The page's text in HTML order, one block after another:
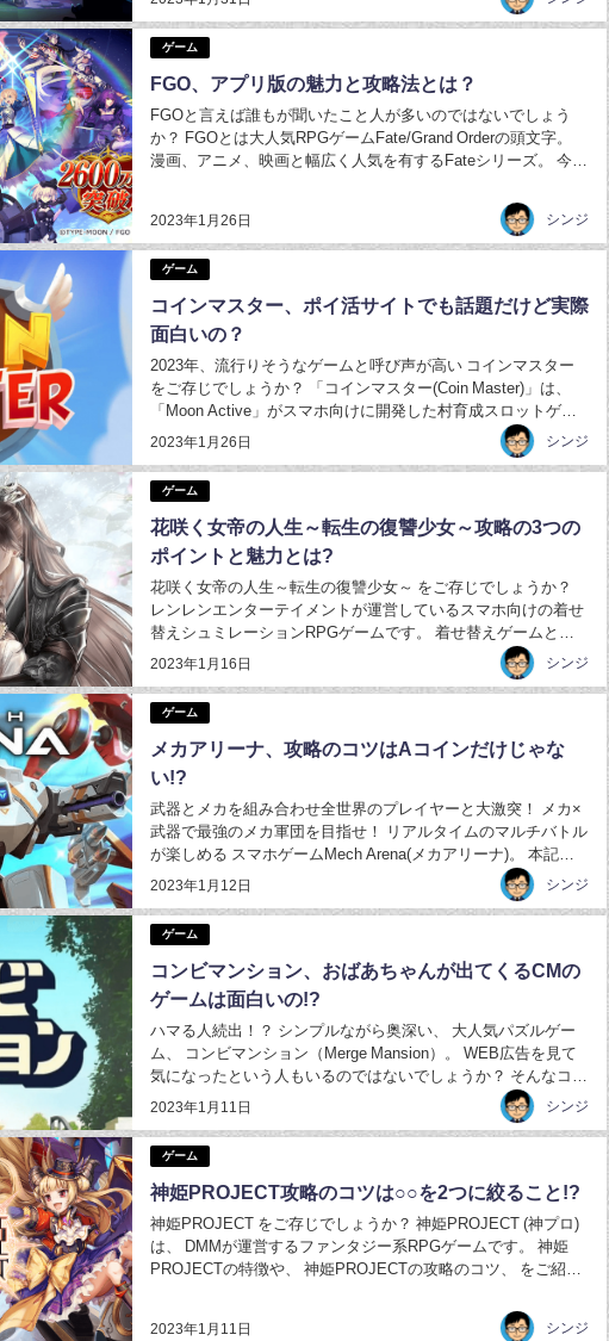
動かしながら敵を倒したり探索をします。 また戦闘はターン制
で、味方キャラを移動さ...
ゲーム
FGO、アプリ版の魅力と攻略法とは？
2023年1月26日
FGOと言えば誰もが聞いたこと人が多いのではないでしょう
か？ FGOとは大人気RPGゲームFate/Grand Orderの頭文字。
漫画、アニメ、映画と幅広く人気を有するFateシリーズ。 今回
シンジ
ゲーム
コインマスター、ポイ活サイトでも話題だけど実際
面白いの？
2023年1月26日
2023年、流行りそうなゲームと呼び声が高い コインマスター
をご存じでしょうか？ 「コインマスター(Coin Master)」は、
「Moon Active」がスマホ向けに開発した村育成スロットゲー
ム。 村レベルは現状400以上まで育成可能 ということでやり込
み要素としては十分です。 更に操作はタップのみという 至っ
て...
シンジ
ゲーム
花咲く女帝の人生～転生の復讐少女～攻略の3つの
ポイントと魅力とは?
2023年1月16日
花咲く女帝の人生～転生の復讐少女～ をご存じでしょうか？
レンレンエンターテイメントが運営しているスマホ向けの着せ
替えシュミレーションRPGゲームです。 着せ替えゲームと聞
くと、 お子さんでも気軽に楽しめる可愛いイメージを持つ方が
いるかもしれません。 実際に始めてみるとドロドロとした人間
関係や、 大人が喜ぶ物語がメイン...
シンジ
ゲーム
メカアリーナ、攻略のコツはAコインだけじゃな
い!?
2023年1月12日
武器とメカを組み合わせ全世界のプレイヤーと大激突！ メカ×
武器で最強のメカ軍団を目指せ！ リアルタイムのマルチバトル
が楽しめる スマホゲームMech Arena(メカアリーナ)。 本記事
ではメカアリーナの魅力や攻略方法をご紹介します。 メカアリ
ーナの特徴 冒頭でもご紹介した通り、 メカアリーナはメカと
武器をカスタマイズ...
シンジ
ゲーム
コンビマンション、おばあちゃんが出てくるCMの
ゲームは面白いの!?
2023年1月11日
ハマる人続出！？ シンプルながら奥深い、 大人気パズルゲー
ム、 コンビマンション（Merge Mansion）。 WEB広告を見て
気になったという人もいるのではないでしょうか？ そんなコン
ビマンションの特徴、 コンビマンションをオススメしたい人、
コンビマンションのオススメ課金方法、 をご紹介します。 コ
ンビマンション...
シンジ
ゲーム
神姫PROJECT攻略のコツは○○を2つに絞ること!?
2023年1月11日
神姫PROJECT をご存じでしょうか？ 神姫PROJECT (神プロ)
は、 DMMが運営するファンタジー系RPGゲームです。 神姫
PROJECTの特徴や、 神姫PROJECTの攻略のコツ、 をご紹介
力を持った可愛い美少女キャラ(神姫)を率いて、世界の終焉(ラ
グ...
シンジ